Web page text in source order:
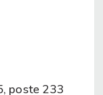
poste 233